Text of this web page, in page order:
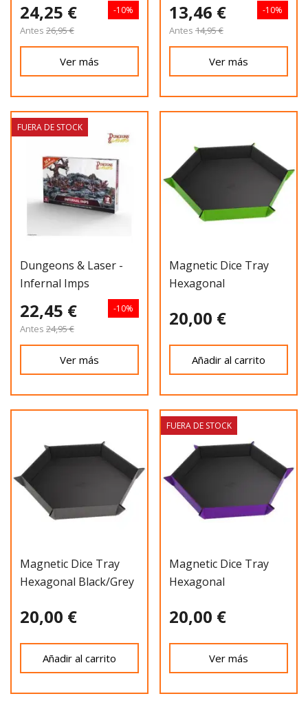
24,25 €
Antes 26,95 €
-10%
Ver más
13,46 €
Antes 14,95 €
-10%
Ver más
Dungeons & Laser -
Infernal Imps
22,45 €
Antes 24,95 €
-10%
Ver más
FUERA DE STOCK
Magnetic Dice Tray
Hexagonal
20,00 €
Añadir al carrito
Magnetic Dice Tray
Hexagonal Black/grey
20,00 €
Añadir al carrito
Magnetic Dice Tray
Hexagonal
20,00 €
Ver más
FUERA DE STOCK